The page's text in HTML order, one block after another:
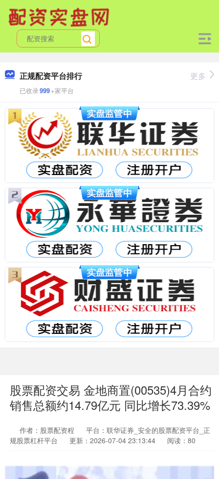
正规配资平台排行
已收录999+家平台
更多
股票配资交易 金地商置(00535)4月合约
销售总额约14.79亿元 同比增长73.39%
作者：股票配资程
平台：联华证券_安全的股票配资平台_正
规股票杠杆平台
更新：2026-07-04 23:13:44 阅读：80